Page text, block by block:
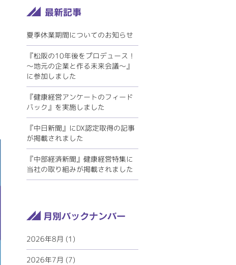
夏季休業期間についてのお知らせ
『松阪の10年後をプロデュース！
～地元の企業と作る未来会議～』
に参加しました
『健康経営アンケートのフィード
バック』を実施しました
『中日新聞』にDX認定取得の記事
が掲載されました
『中部経済新聞』健康経営特集に
当社の取り組みが掲載されました
2026年8月 (1)
2026年7月 (7)